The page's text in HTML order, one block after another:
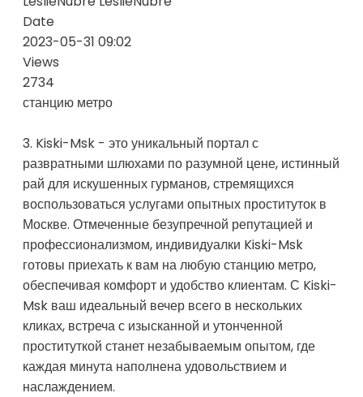
Date
2023-05-31 09:02
Views
2734
станцию метро
3. Kiski-Msk - это уникальный портал с
развратными шлюхами по разумной цене, истинный
рай для искушенных гурманов, стремящихся
воспользоваться услугами опытных проституток в
Москве. Отмеченные безупречной репутацией и
профессионализмом, индивидуалки Kiski-Msk
готовы приехать к вам на любую станцию метро,
обеспечивая комфорт и удобство клиентам. С Kiski-
Msk ваш идеальный вечер всего в нескольких
кликах, встреча с изысканной и утонченной
проституткой станет незабываемым опытом, где
каждая минута наполнена удовольствием и
наслаждением.